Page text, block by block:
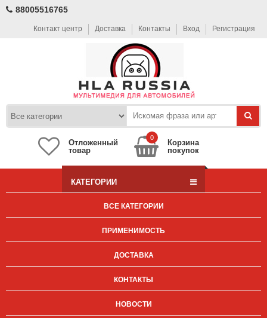
88005516765
Контакт центр Доставка Контакты Вход Регистрация
Отложенный
товар
0
Корзина
покупок
КАТЕГОРИИ
ВСЕ КАТЕГОРИИ
ПРИМЕНИМОСТЬ
ДОСТАВКА
КОНТАКТЫ
НОВОСТИ